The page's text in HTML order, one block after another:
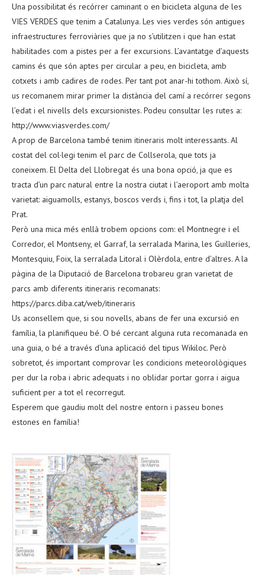
Una possibilitat és recórrer caminant o en bicicleta alguna de les
VIES VERDES que tenim a Catalunya. Les vies verdes són antigues
infraestructures ferroviàries que ja no s’utilitzen i que han estat
habilitades com a pistes per a fer excursions. L’avantatge d’aquests
camins és que són aptes per circular a peu, en bicicleta, amb
cotxets i amb cadires de rodes. Per tant pot anar-hi tothom. Això sí,
us recomanem mirar primer la distància del camí a recórrer segons
l’edat i el nivells dels excursionistes. Podeu consultar les rutes a:
http://www.viasverdes.com/
A prop de Barcelona també tenim itineraris molt interessants. Al
costat del col·legi tenim el parc de Collserola, que tots ja
coneixem. El Delta del Llobregat és una bona opció, ja que es
tracta d’un parc natural entre la nostra ciutat i l’aeroport amb molta
varietat: aiguamolls, estanys, boscos verds i, fins i tot, la platja del
Prat.
Però una mica més enllà trobem opcions com: el Montnegre i el
Corredor, el Montseny, el Garraf, la serralada Marina, les Guilleries,
Montesquiu, Foix, la serralada Litoral i Olèrdola, entre d’altres. A la
pàgina de la Diputació de Barcelona trobareu gran varietat de
parcs amb diferents itineraris recomanats:
https://parcs.diba.cat/web/itineraris
Us aconsellem que, si sou novells, abans de fer una excursió en
família, la planifiqueu bé. O bé cercant alguna ruta recomanada en
una guia, o bé a través d’una aplicació del tipus Wikiloc. Però
sobretot, és important comprovar les condicions meteorològiques
per dur la roba i abric adequats i no oblidar portar gorra i aigua
suficient per a tot el recorregut.
Esperem que gaudiu molt del nostre entorn i passeu bones
estones en família!